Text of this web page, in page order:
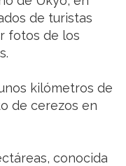
de turistas
fotos de los
kilómetros de
de cerezos en
conocida